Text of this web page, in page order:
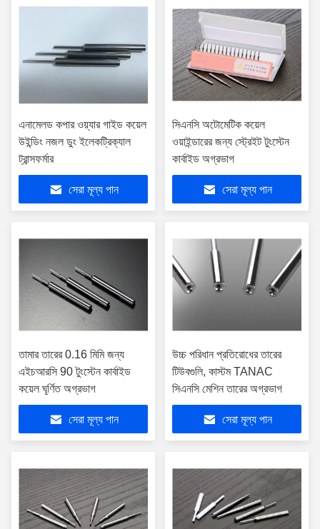
এনামেলড কপার ওয়্যার গাইড কয়েল
উইন্ডিং নজল ডুং ইলেকট্রিক্যাল
ট্রান্সফর্মার
সেরা মূল্য পান
সিএনসি অটোমেটিক কয়েল
ওয়াইন্ডারের জন্য স্ট্রেইট টুংস্টেন
কার্বাইড অগ্রভাগ
সেরা মূল্য পান
তামার তারের 0.16 মিমি জন্য
এইচআরসি 90 টুংস্টেন কার্বাইড
কয়েল ঘূর্ণিত অগ্রভাগ
সেরা মূল্য পান
উচ্চ পরিধান প্রতিরোধের তারের
টিউবগুলি, কাস্টম TANAC
সিএনসি মেশিন তারের অগ্রভাগ
সেরা মূল্য পান